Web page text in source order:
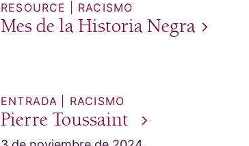
RESOURCE RACISMO
Mes de la Historia Negra
ENTRADA RACISMO
PierreToussaint